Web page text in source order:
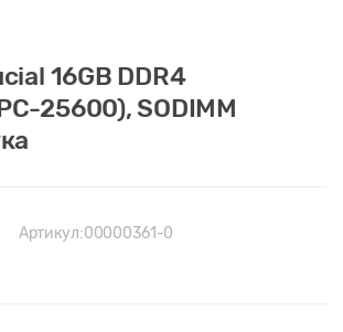
16GB DDR4
25600), SODIMM
Артикул:00000361-0